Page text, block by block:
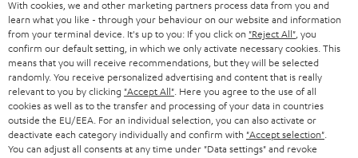
With cookies, we and other marketing partners process data from you and
learn what you like - through your behaviour on our website and information
from your terminal device. It's up to you: If you click on "Reject All" , you
confirm our default setting, in which we only activate necessary cookies. This
means that you will receive recommendations, but they will be selected
randomly. You receive personalized advertising and content that is really
relevant to you by clicking "Accept All" . Here you agree to the use of all
cookies as well as to the transfer and processing of your data in countries
outside the EU/EEA. For an individual selection, you can also activate or
deactivate each category individually and confirm with "Accept selection"
You can adjust all consents at any time under "Data settings" and revoke